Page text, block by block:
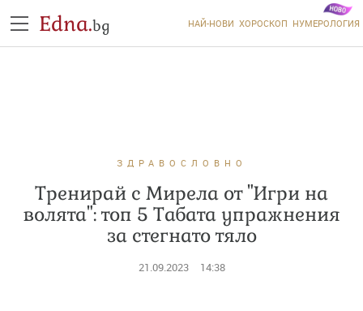
Edna.bg НАЙ-НОВИ ХОРОСКОП НУМЕРОЛОГИЯ
ЗДРАВОСЛОВНО
Тренирай с Мирела от "Игри на
волята": топ 5 Табата упражнения
за стегнато тяло
21.09.2023 14:38